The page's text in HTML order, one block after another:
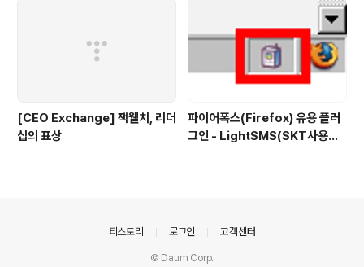
[CEO Exchange] 잭웰치, 리더
십의 표상
파이어폭스(Firefox) 유용 플러
그인 - LightSMS(SKT사용자
티스토리 로그인 고객센터
© Daum Corp.